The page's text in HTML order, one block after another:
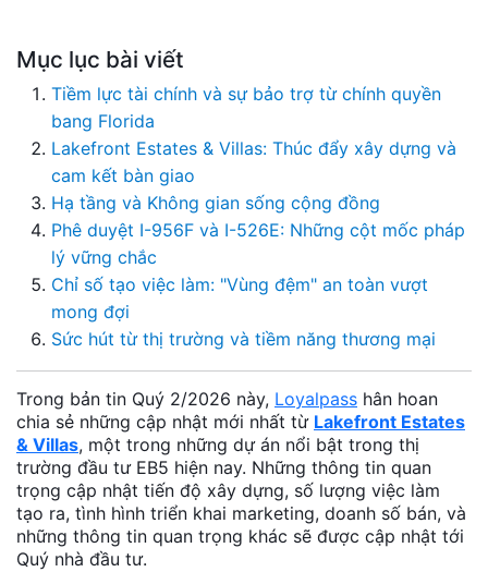
Mục lục bài viết
Tiềm lực tài chính và sự bảo trợ từ chính quyền
bang Florida
Lakefront Estates & Villas: Thúc đẩy xây dựng và
cam kết bàn giao
Hạ tầng và Không gian sống cộng đồng
Phê duyệt I-956F và I-526E: Những cột mốc pháp
lý vững chắc
Chỉ số tạo việc làm: "Vùng đệm" an toàn vượt
mong đợi
Sức hút từ thị trường và tiềm năng thương mại
Trong bản tin Quý 2/2026 này, Loyalpass hân hoan
chia sẻ những cập nhật mới nhất từ Lakefront Estates
& Villas, một trong những dự án nổi bật trong thị
trường đầu tư EB5 hiện nay. Những thông tin quan
trọng cập nhật tiến độ xây dựng, số lượng việc làm
tạo ra, tình hình triển khai marketing, doanh số bán, và
những thông tin quan trọng khác sẽ được cập nhật tới
Quý nhà đầu tư.